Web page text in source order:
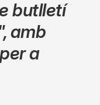
butlletí
,amb
a